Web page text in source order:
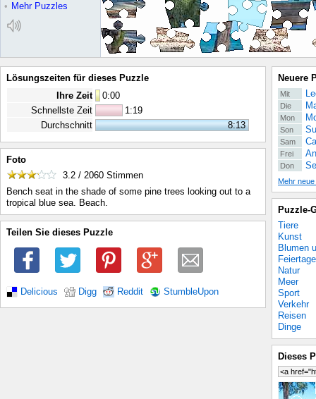
• Mehr Puzzles
Lösungszeiten für dieses Puzzle
Ihre Zeit
0:00
Schnellste Zeit
1:19
Durchschnitt
8:13
Foto
3.2 / 2060 Stimmen
Bench seat in the shade of some pine trees looking out to a
tropical blue sea. Beach.
Teilen Sie dieses Puzzle
Delicious Digg Reddit StumbleUpon
Neuere
Mit
Die
Mon
Son
Sam
Frei
Don
Mehr
Puzzle-
Tiere
Kunst
Blumen
Feiertage
Natur
Meer
Sport
Verkehr
Reisen
Dinge
Dieses